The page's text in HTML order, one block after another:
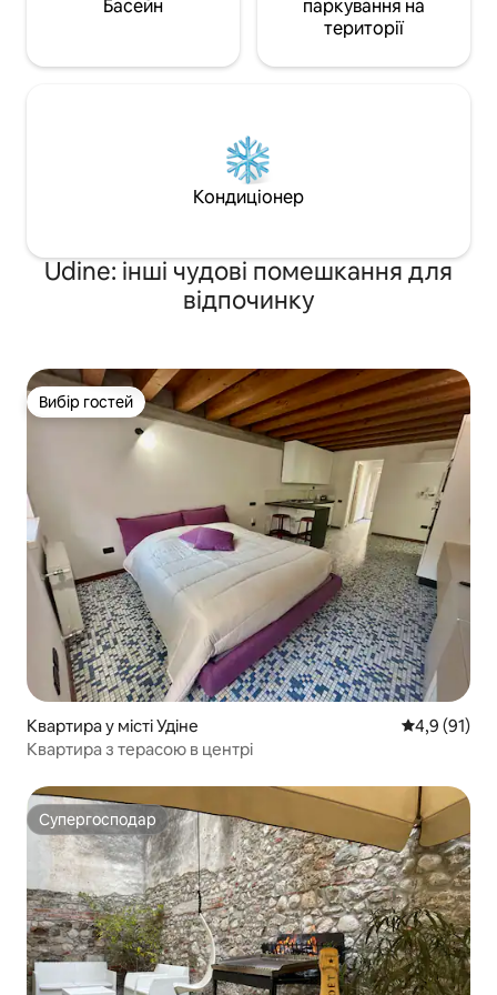
Басейн
паркування на
території
Кондиціонер
Udine: інші чудові помешкання для
відпочинку
Вибір гостей
Вибір гостей
Квартира у місті Удіне Середня
4,9 (91)
Квартира з терасою в центрі
Супергосподар
Супергосподар